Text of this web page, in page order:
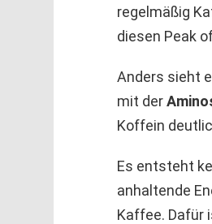
regelmäßig
diesen Peak
Anders sieht
mit der
Koffein
Es entsteht
anhaltende
Kaffee. Dafür